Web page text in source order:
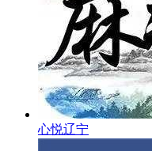
心悦辽宁